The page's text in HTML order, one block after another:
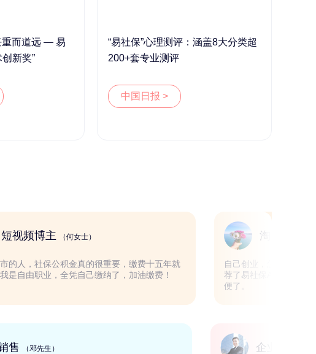
重而道远 — 易
新奖”
“易社保”心理测评：涵盖8大分类超
200+套专业测评
中国日报 >
短视频博主
在一线城市的人，社保公积金真的很重要，缴费十五年就
能退休，我是自由职业，全凭自己缴纳了，加油缴费！
销售